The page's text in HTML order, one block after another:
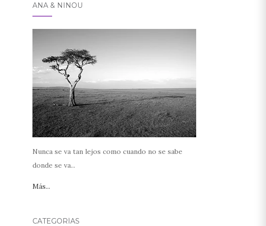
ANA & NINOU
Nunca se va tan lejos como cuando no se sabe
donde se va...
Más...
CATEGORÍAS